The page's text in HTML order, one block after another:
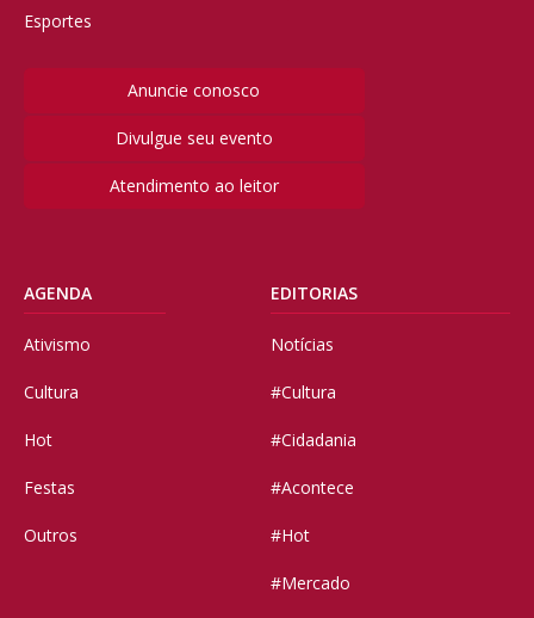
Esportes
Anuncie conosco
Divulgue seu evento
Atendimento ao leitor
AGENDA
Ativismo
Cultura
Hot
Festas
Outros
EDITORIAS
Notícias
#Cultura
#Cidadania
#Acontece
#Hot
#Mercado